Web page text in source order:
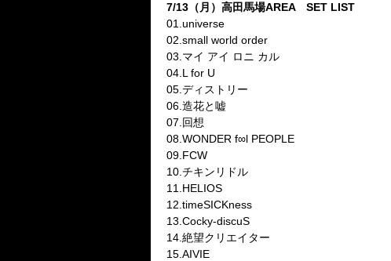
7/13（月）高田馬場AREA SET LIST
01.universe
02.small world order
03.マイ アイ ロニ カル
04.L for U
05.ディストリー
06.造花と嘘
07.回想
08.WONDER f∞l PEOPLE
09.FCW
10.チキンリドル
11.HELIOS
12.timeSICKness
13.Cocky-discuS
14.絶望クリエイター
15.AIVIE